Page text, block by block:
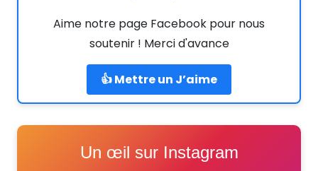
Aime notre page Facebook pour nous
soutenir ! Merci d'avance
👍 Mettre un J’aime
Un œil sur Instagram